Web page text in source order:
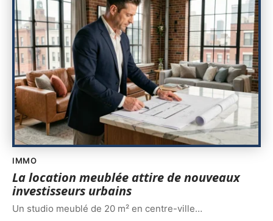
IMMO
La location meublée attire de nouveaux
investisseurs urbains
Un studio meublé de 20 m² en centre-ville…